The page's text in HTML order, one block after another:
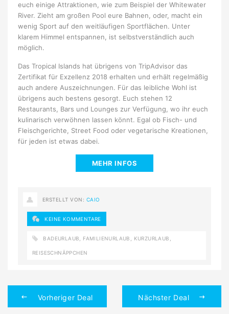
euch einige Attraktionen, wie zum Beispiel der Whitewater
River. Zieht am großen Pool eure Bahnen, oder, macht ein
wenig Sport auf den weitläufigen Sportflächen. Unter
klarem Himmel entspannen, ist selbstverständlich auch
möglich.
Das Tropical Islands hat übrigens von TripAdvisor das
Zertifikat für Exzellenz 2018 erhalten und erhält regelmäßig
auch andere Auszeichnungen. Für das leibliche Wohl ist
übrigens auch bestens gesorgt. Euch stehen 12
Restaurants, Bars und Lounges zur Verfügung, wo ihr euch
kulinarisch verwöhnen lassen könnt. Egal ob Fisch- und
Fleischgerichte, Street Food oder vegetarische Kreationen,
für jeden ist etwas dabei.
MEHR INFOS
ERSTELLT VON: CAIO
KEINE KOMMENTARE
BADEURLAUB FAMILIENURLAUB KURZURLAUB
REISESCHNÄPPCHEN
Vorheriger Deal Nächster Deal